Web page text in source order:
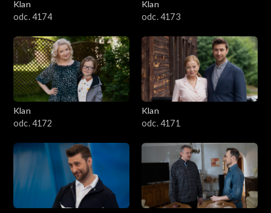
Klan
odc. 4174
Klan
odc. 4173
Klan
odc. 4172
Klan
odc. 4171